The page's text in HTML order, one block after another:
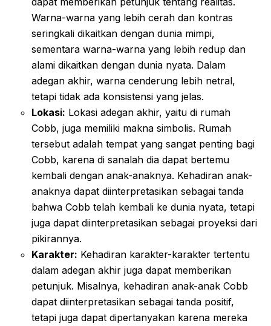
Warna-warna yang lebih cerah dan kontras
seringkali dikaitkan dengan dunia mimpi,
sementara warna-warna yang lebih redup dan
alami dikaitkan dengan dunia nyata. Dalam
adegan akhir, warna cenderung lebih netral,
tetapi tidak ada konsistensi yang jelas.
Lokasi: Lokasi adegan akhir, yaitu di rumah
Cobb, juga memiliki makna simbolis. Rumah
tersebut adalah tempat yang sangat penting bagi
Cobb, karena di sanalah dia dapat bertemu
kembali dengan anak-anaknya. Kehadiran anak-
anaknya dapat diinterpretasikan sebagai tanda
bahwa Cobb telah kembali ke dunia nyata, tetapi
juga dapat diinterpretasikan sebagai proyeksi dari
pikirannya.
Karakter: Kehadiran karakter-karakter tertentu
dalam adegan akhir juga dapat memberikan
petunjuk. Misalnya, kehadiran anak-anak Cobb
dapat diinterpretasikan sebagai tanda positif,
tetapi juga dapat dipertanyakan karena mereka